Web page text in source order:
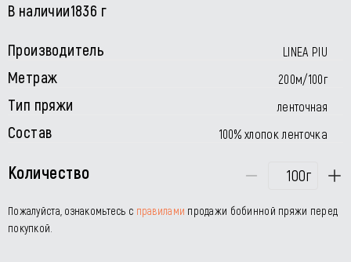
В наличии1836 г
Производитель LINEA PIU
Метраж 200м/100г
Тип пряжи ленточная
Состав 100% хлопок ленточка
Количество г
Пожалуйста, ознакомьтесь с правилами продажи бобинной пряжи перед
покупкой.